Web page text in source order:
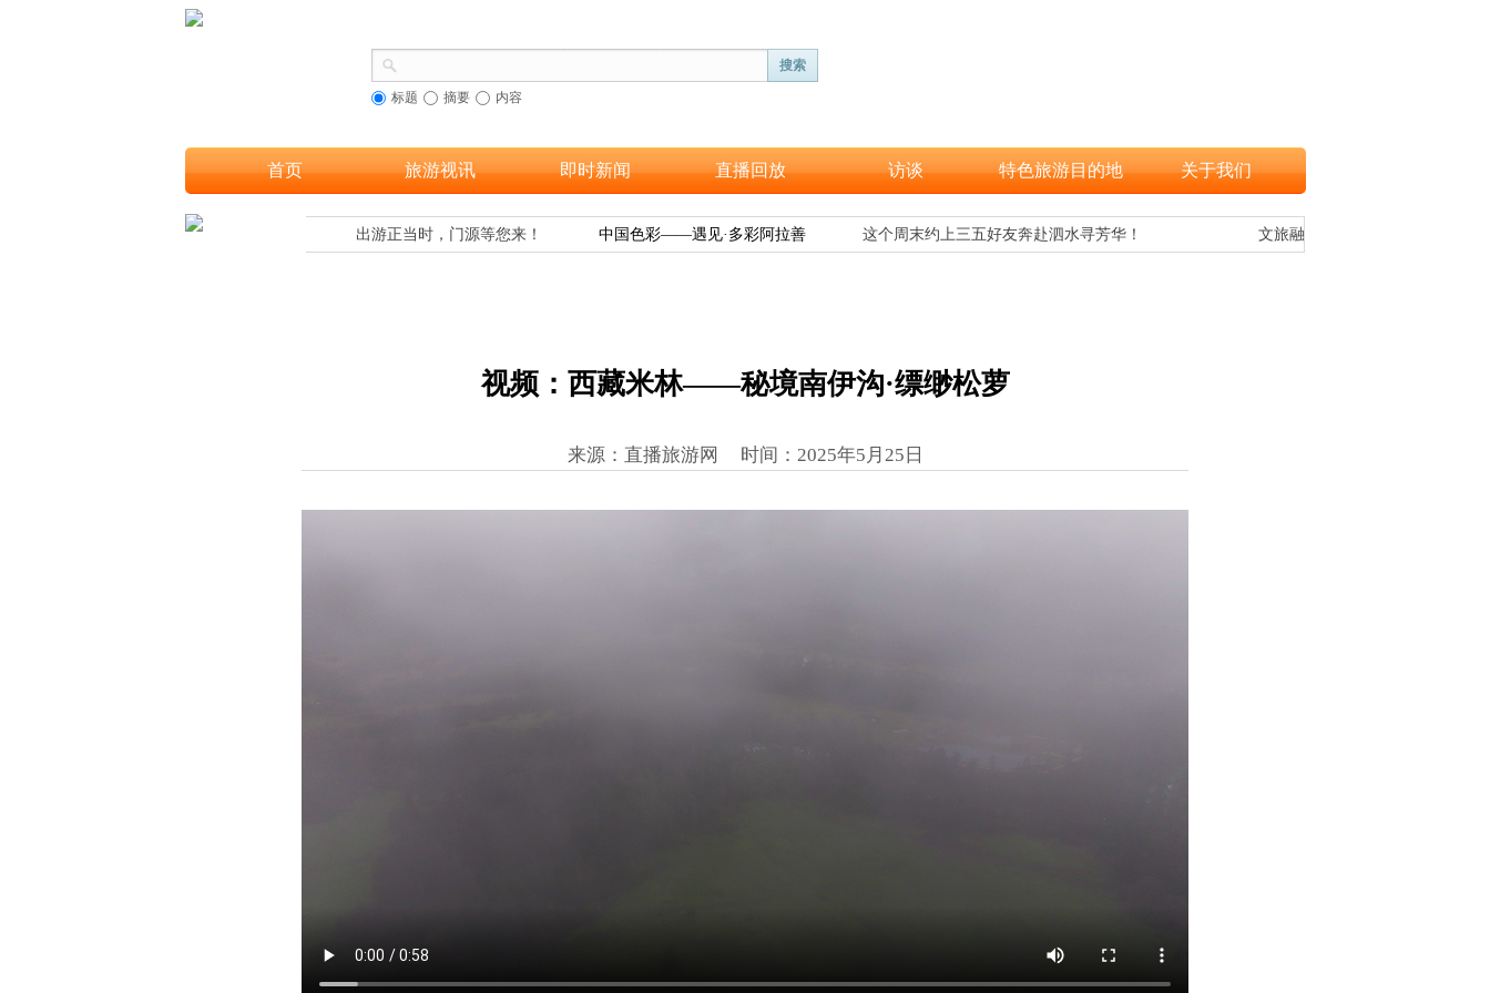
搜索
标题 摘要 内容
首页 旅游视讯 即时新闻 直播回放 访谈 特色旅游目的地 关于我们
，让更多游客欣赏到海南黎族织锦之美 出游正当时，门源等您来！ 中国色彩——遇见·多彩阿拉善 这个周末约上三五好友奔赴泗水寻芳华！ 文旅融合，让更多游客欣赏到海南
视频：西藏米林——秘境南伊沟·缥缈松萝
来源：直播旅游网 时间 ： 2025年5月25日